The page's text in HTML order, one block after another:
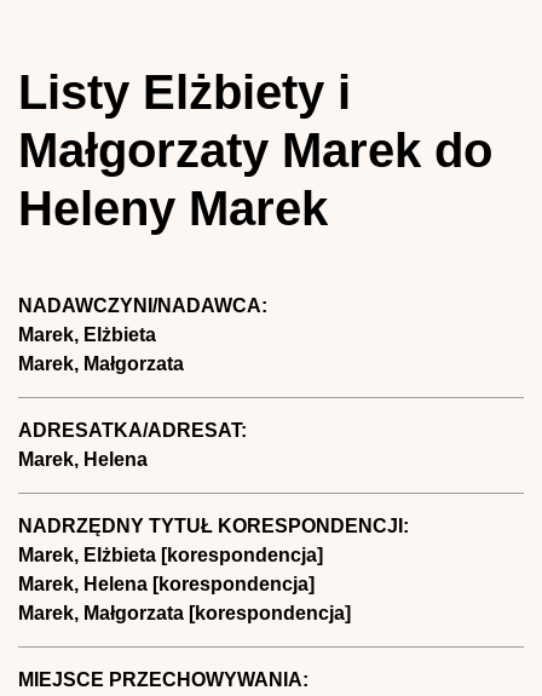
Listy Elżbiety i
Małgorzaty Marek do
Heleny Marek
NADAWCZYNI/NADAWCA:
Marek, Elżbieta
Marek, Małgorzata
ADRESATKA/ADRESAT:
Marek, Helena
NADRZĘDNY TYTUŁ KORESPONDENCJI:
Marek, Elżbieta [korespondencja]
Marek, Helena [korespondencja]
Marek, Małgorzata [korespondencja]
MIEJSCE PRZECHOWYWANIA: